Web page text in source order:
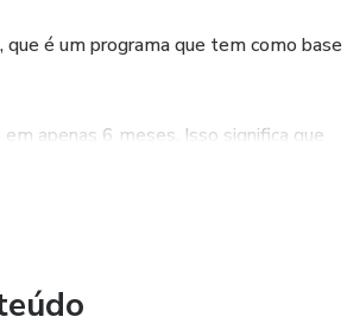
é um programa que tem como base
apenas 6 meses. Isso significa que
com extrema naturalidade e total